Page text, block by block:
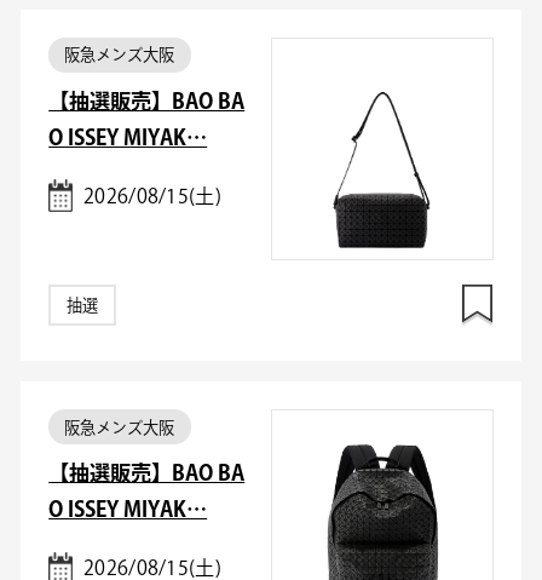
阪急メンズ大阪
【抽選販売】BAO BA
O ISSEY MIYAK…
2026/08/15(土)
抽選
阪急メンズ大阪
【抽選販売】BAO BA
O ISSEY MIYAK…
2026/08/15(土)